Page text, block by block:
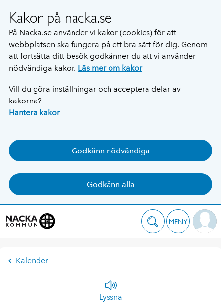
Kakor på nacka.se
På Nacka.se använder vi kakor (cookies) för att
webbplatsen ska fungera på ett bra sätt för dig. Genom
att fortsätta ditt besök godkänner du att vi använder
nödvändiga kakor. Läs mer om kakor
Vill du göra inställningar och acceptera delar av
kakorna?
Hantera kakor
Godkänn nödvändiga
Godkänn alla
MENY
Kalender
Lyssna